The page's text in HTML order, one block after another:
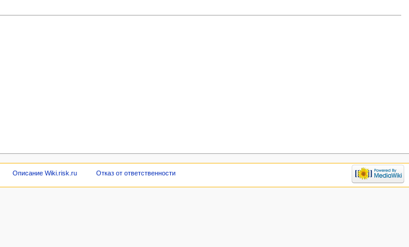
Описание Wiki.risk.ru Отказ от ответственности